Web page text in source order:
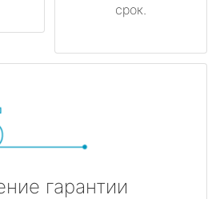
срок.
гарантии